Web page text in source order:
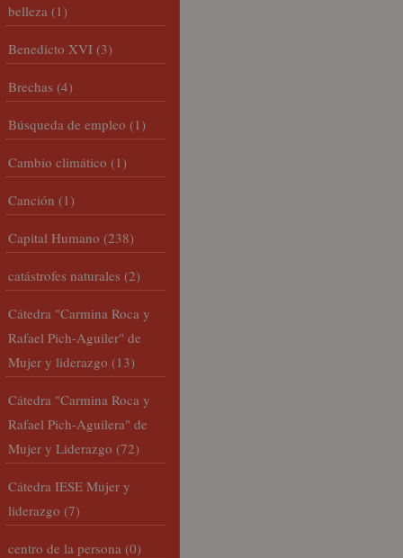
belleza (1)
Benedicto XVI (3)
Brechas (4)
Búsqueda de empleo (1)
Cambio climático (1)
Canción (1)
Capital Humano (238)
catástrofes naturales (2)
Cátedra "Carmina Roca y
Rafael Pich-Aguiler" de
Mujer y liderazgo (13)
Cátedra "Carmina Roca y
Rafael Pich-Aguilera" de
Mujer y Liderazgo (72)
Cátedra IESE Mujer y
liderazgo (7)
centro de la persona (0)